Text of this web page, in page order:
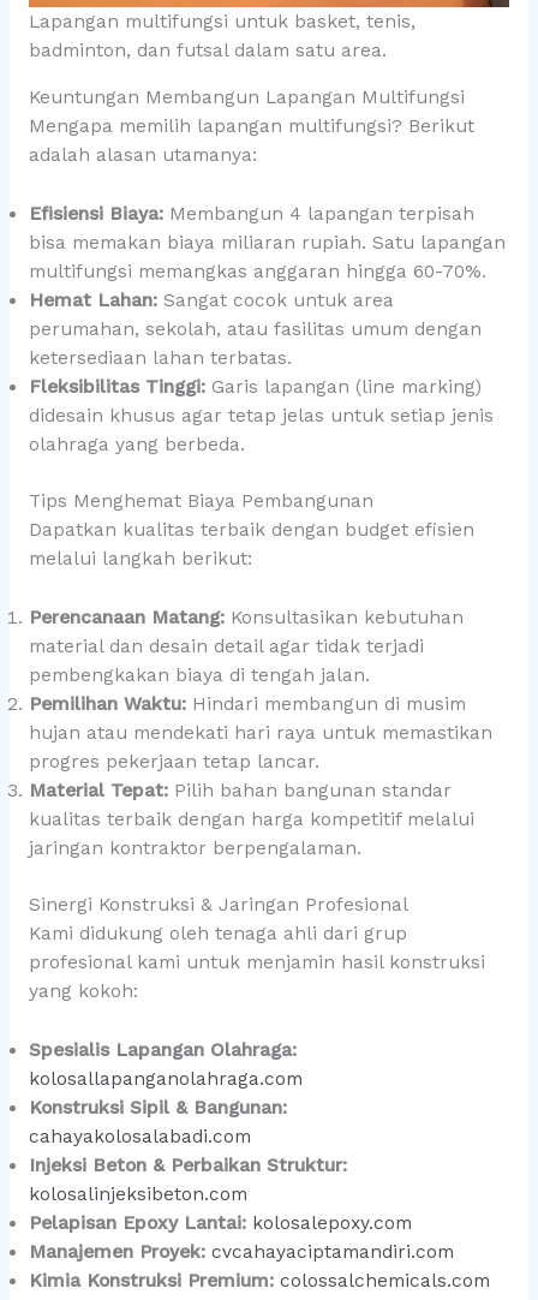
Lapangan multifungsi untuk basket, tenis,
badminton, dan futsal dalam satu area.
Keuntungan Membangun Lapangan Multifungsi
Mengapa memilih lapangan multifungsi? Berikut
adalah alasan utamanya:
Efisiensi Biaya:Membangun 4 lapangan terpisah
bisa memakan biaya miliaran rupiah. Satu lapangan
multifungsi memangkas anggaran hingga 60-70%.
Hemat Lahan:Sangat cocok untuk area
perumahan, sekolah, atau fasilitas umum dengan
ketersediaan lahan terbatas.
Fleksibilitas Tinggi:Garis lapangan (line marking)
didesain khusus agar tetap jelas untuk setiap jenis
olahraga yang berbeda.
Tips Menghemat Biaya Pembangunan
Dapatkan kualitas terbaik dengan budget efisien
melalui langkah berikut:
Perencanaan Matang:Konsultasikan kebutuhan
material dan desain detail agar tidak terjadi
pembengkakan biaya di tengah jalan.
Pemilihan Waktu:Hindari membangun di musim
hujan atau mendekati hari raya untuk memastikan
progres pekerjaan tetap lancar.
Material Tepat:Pilih bahan bangunan standar
kualitas terbaik dengan harga kompetitif melalui
jaringan kontraktor berpengalaman.
Sinergi Konstruksi & Jaringan Profesional
Kami didukung oleh tenaga ahli dari grup
profesional kami untuk menjamin hasil konstruksi
yang kokoh:
Spesialis Lapangan Olahraga:
kolosallapanganolahraga.com
Konstruksi Sipil & Bangunan:
cahayakolosalabadi.com
Injeksi Beton & Perbaikan Struktur:
kolosalinjeksibeton.com
Pelapisan Epoxy Lantai: kolosalepoxy.com
Manajemen Proyek: cvcahayaciptamandiri.com
Kimia Konstruksi Premium: colossalchemicals.com